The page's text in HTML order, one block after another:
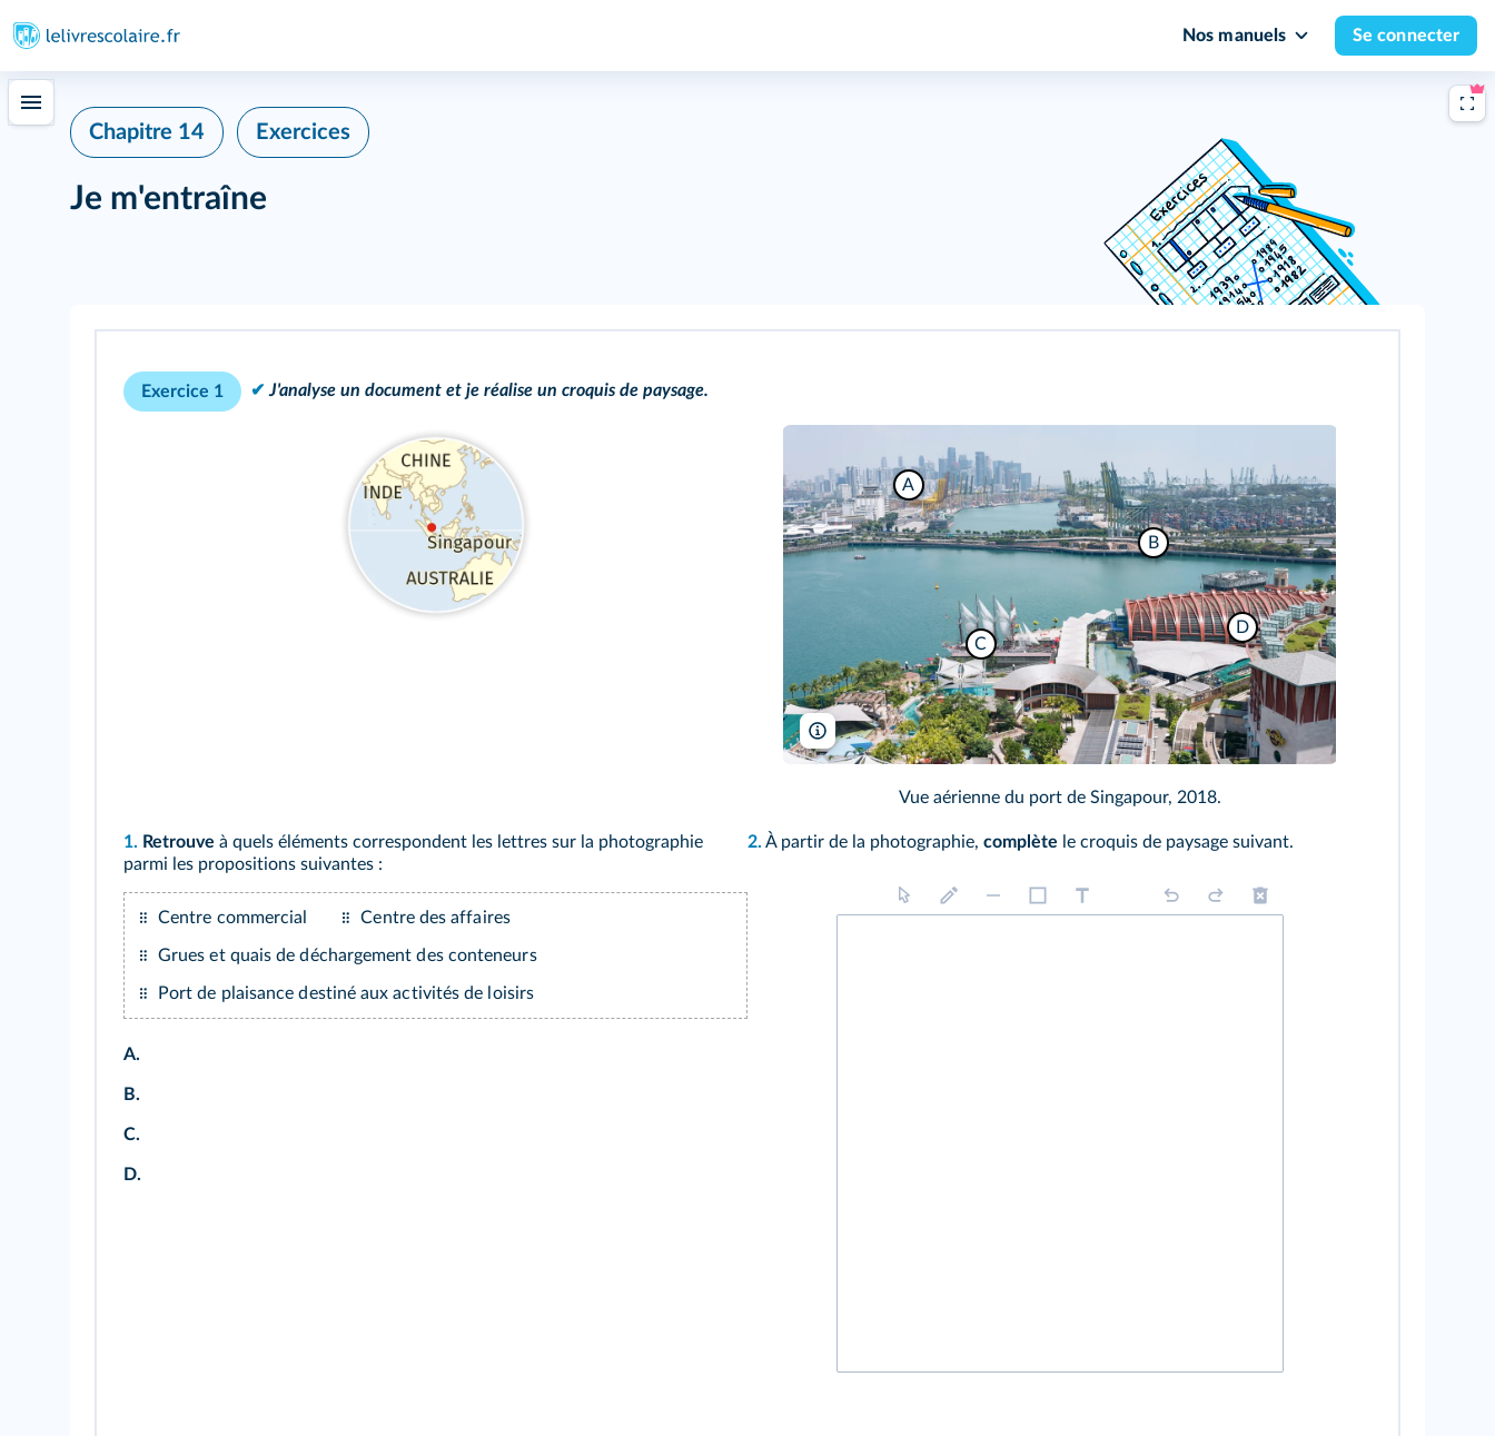
Nos manuels Se connecter
Chapitre 14 Exercices
Je m'entraîne
Exercice 1 ✔ J'analyse un document et je réalise un croquis de paysage.
A
B
C
D
Greg Balfour Evans/Alamy
Vue aérienne du port de Singapour, 2018.
1. Retrouve à quels éléments correspondent les lettres sur la photographie
parmi les propositions suivantes :
Centre commercial Centre des affaires
Grues et quais de déchargement des conteneurs
Port de plaisance destiné aux activités de loisirs
A.
B.
C.
D.
2. À partir de la photographie, complète le croquis de paysage suivant.